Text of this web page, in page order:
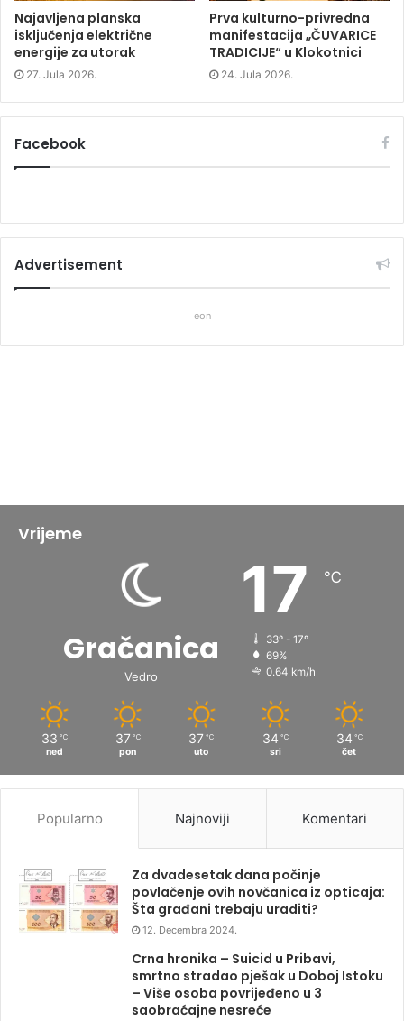
Najavljena planska
isključenja električne
energije za utorak
27. Jula 2026.
Prva kulturno-privredna
manifestacija „ČUVARICE
TRADICIJE“ u Klokotnici
24. Jula 2026.
Facebook
Advertisement
eon
Vrijeme
Gračanica
Vedro
17 ℃
33º - 17º
69%
0.64 km/h
33 ℃
ned
37 ℃
pon
37 ℃
uto
34 ℃
sri
34 ℃
čet
Popularno Najnoviji Komentari
Za dvadesetak dana počinje
povlačenje ovih novčanica iz opticaja:
Šta građani trebaju uraditi?
12. Decembra 2024.
Crna hronika – Suicid u Pribavi,
smrtno stradao pješak u Doboj Istoku
– Više osoba povrijeđeno u 3
saobraćajne nesreće